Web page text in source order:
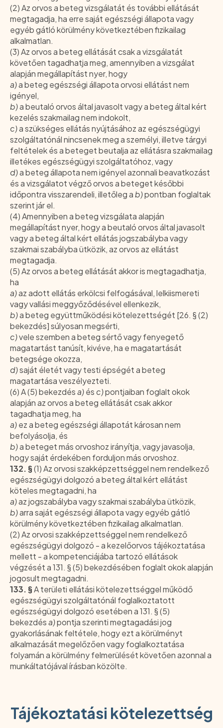
(2) Az orvos a beteg vizsgálatát és további ellátását
megtagadja, ha erre saját egészségi állapota vagy
egyéb gátló körülmény következtében fizikailag
alkalmatlan.
(3) Az orvos a beteg ellátását csak a vizsgálatát
követően tagadhatja meg, amennyiben a vizsgálat
alapján megállapítást nyer, hogy
a)a beteg egészségi állapota orvosi ellátást nem
igényel,
b)a beutaló orvos által javasolt vagy a beteg által kért
kezelés szakmailag nem indokolt,
c)a szükséges ellátás nyújtásához az egészségügyi
szolgáltatónál nincsenek meg a személyi, illetve tárgyi
feltételek és a beteget beutalja az ellátásra szakmailag
illetékes egészségügyi szolgáltatóhoz, vagy
d)a beteg állapota nem igényel azonnali beavatkozást
és a vizsgálatot végző orvos a beteget későbbi
időpontra visszarendeli, illetőleg ab)pontban foglaltak
szerint jár el.
(4) Amennyiben a beteg vizsgálata alapján
megállapítást nyer, hogy a beutaló orvos által javasolt
vagy a beteg által kért ellátás jogszabályba vagy
szakmai szabályba ütközik, az orvos az ellátást
megtagadja.
(5) Az orvos a beteg ellátását akkor is megtagadhatja,
ha
a)az adott ellátás erkölcsi felfogásával, lelkiismereti
vagy vallási meggyőződésével ellenkezik,
b)a beteg együttműködési kötelezettségét [26. § (2)
bekezdés] súlyosan megsérti,
c)vele szemben a beteg sértő vagy fenyegető
magatartást tanúsít, kivéve, ha e magatartását
betegsége okozza,
d)saját életét vagy testi épségét a beteg
magatartása veszélyezteti.
(6) A (5) bekezdésa)és c)pontjaiban foglalt okok
alapján az orvos a beteg ellátását csak akkor
tagadhatja meg, ha
a)ez a beteg egészségi állapotát károsan nem
befolyásolja, és
b)a beteget más orvoshoz irányítja, vagy javasolja,
hogy saját érdekében forduljon más orvoshoz.
132. §(1) Az orvosi szakképzettséggel nem rendelkező
egészségügyi dolgozó a beteg által kért ellátást
köteles megtagadni, ha
a)az jogszabályba vagy szakmai szabályba ütközik,
b)arra saját egészségi állapota vagy egyéb gátló
körülmény következtében fizikailag alkalmatlan.
(2) Az orvosi szakképzettséggel nem rendelkező
egészségügyi dolgozó - a kezelőorvos tájékoztatása
mellett - a kompetenciájába tartozó ellátások
végzését a 131. § (5) bekezdésében foglalt okok alapján
jogosult megtagadni.
133. §A területi ellátási kötelezettséggel működő
egészségügyi szolgáltatónál foglalkoztatott
egészségügyi dolgozó esetében a 131. § (5)
bekezdésa)pontja szerinti megtagadási jog
gyakorlásának feltétele, hogy ezt a körülményt
alkalmazását megelőzően vagy foglalkoztatása
folyamán a körülmény felmerülését követően azonnal a
munkáltatójával írásban közölte.
Tájékoztatási kötelezettség